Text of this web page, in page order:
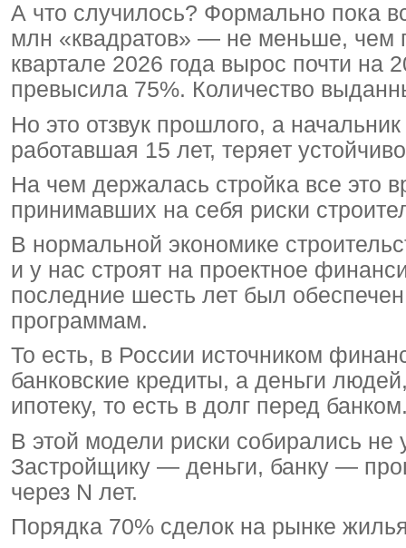
А что случилось? Формально пока
млн «квадратов» — не меньше, чем
квартале 2026 года вырос почти на
превысила 75%. Количество
Но это отзвук прошлого, а
работавшая 15 лет, теряет
На чем держалась стройка все это
принимавших на себя риски
В нормальной экономике
и у нас строят на проектное
последние шесть лет был
программам.
То есть, в России источником
банковские кредиты, а деньги
ипотеку, то есть в долг перед
В этой модели риски собирались
Застройщику — деньги, банку —
через N лет.
Порядка 70% сделок на рынке